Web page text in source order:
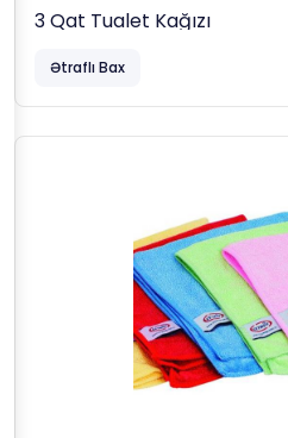
3 Qat Tualet Kağızı
Ətraflı Bax